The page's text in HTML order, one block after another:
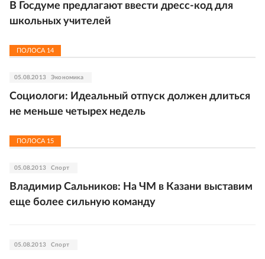
В Госдуме предлагают ввести дресс-код для
школьных учителей
ПОЛОСА 14
05.08.2013 Экономика
Социологи: Идеальный отпуск должен длиться
не меньше четырех недель
ПОЛОСА 15
05.08.2013 Спорт
Владимир Сальников: На ЧМ в Казани выставим
еще более сильную команду
05.08.2013 Спорт